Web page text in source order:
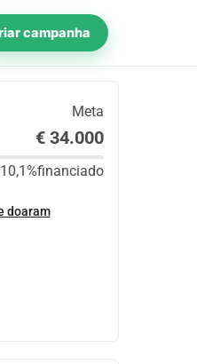
campanha
Meta
€ 34.000
10,1%financiado
doaram